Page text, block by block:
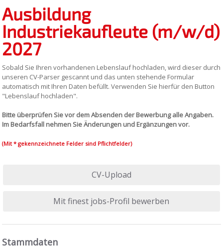
Ausbildung
Industriekaufleute (m/w/d)
2027
Sobald Sie Ihren vorhandenen Lebenslauf hochladen, wird dieser durch
unseren CV-Parser gescannt und das unten stehende Formular
automatisch mit Ihren Daten befüllt. Verwenden Sie hierfür den Button
"Lebenslauf hochladen".
Bitte überprüfen Sie vor dem Absenden der Bewerbung alle Angaben.
Im Bedarfsfall nehmen Sie Änderungen und Ergänzungen vor.
(Mit * gekennzeichnete Felder sind Pflichtfelder)
CV-Upload
Mit finest jobs-Profil bewerben
Stammdaten